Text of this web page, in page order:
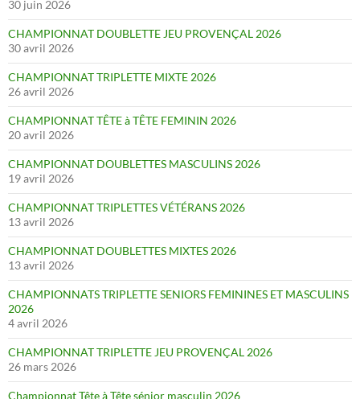
30 juin 2026
CHAMPIONNAT DOUBLETTE JEU PROVENÇAL 2026
30 avril 2026
CHAMPIONNAT TRIPLETTE MIXTE 2026
26 avril 2026
CHAMPIONNAT TÊTE à TÊTE FEMININ 2026
20 avril 2026
CHAMPIONNAT DOUBLETTES MASCULINS 2026
19 avril 2026
CHAMPIONNAT TRIPLETTES VÉTÉRANS 2026
13 avril 2026
CHAMPIONNAT DOUBLETTES MIXTES 2026
13 avril 2026
CHAMPIONNATS TRIPLETTE SENIORS FEMININES ET MASCULINS
2026
4 avril 2026
CHAMPIONNAT TRIPLETTE JEU PROVENÇAL 2026
26 mars 2026
Championnat Tête à Tête sénior masculin 2026